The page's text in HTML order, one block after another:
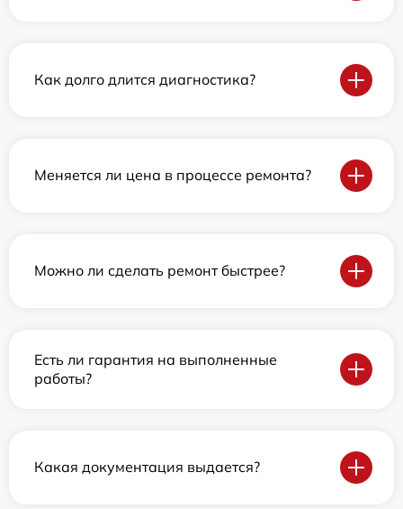
Как долго длится диагностика?
Меняется ли цена в процессе ремонта?
Можно ли сделать ремонт быстрее?
Есть ли гарантия на выполненные
работы?
Какая документация выдается?